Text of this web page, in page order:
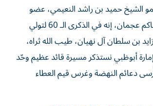
الشيخ حميد بن راشد النعيمي، عضو
المجلس الأعلى حاكم عجمان، إنه في الذكرى الـ 60 لتولي
بن سلطان آل نهيان، طيب الله ثراه،
أبوظبي نستذكر مسيرة قائد عظيم وحّد
دعائم النهضة وغرس قيم العطاء